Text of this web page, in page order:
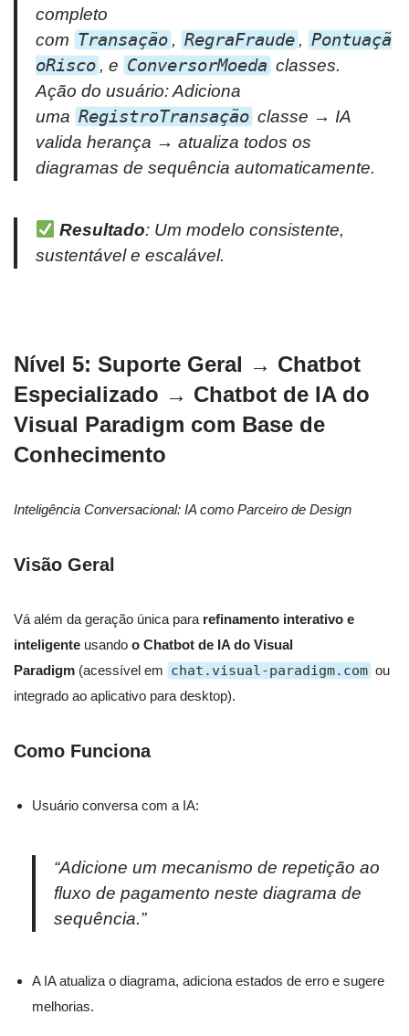
completo
com Transação , RegraFraude , Pontuaçã
oRisco , e ConversorMoeda classes.
Ação do usuário: Adiciona
uma RegistroTransação classe → IA
valida herança → atualiza todos os
diagramas de sequência automaticamente.
Resultado: Um modelo consistente,
sustentável e escalável.
Nível 5: Suporte Geral → Chatbot
Especializado → Chatbot de IA do
Visual Paradigm com Base de
Conhecimento
Inteligência Conversacional: IA como Parceiro de Design
Visão Geral
Vá além da geração única para refinamento interativo e
inteligente usando o Chatbot de IA do Visual
Paradigm (acessível em chat.visual-paradigm.com ou
integrado ao aplicativo para desktop).
Como Funciona
Usuário conversa com a IA:
“Adicione um mecanismo de repetição ao
fluxo de pagamento neste diagrama de
sequência.”
A IA atualiza o diagrama, adiciona estados de erro e sugere
melhorias.